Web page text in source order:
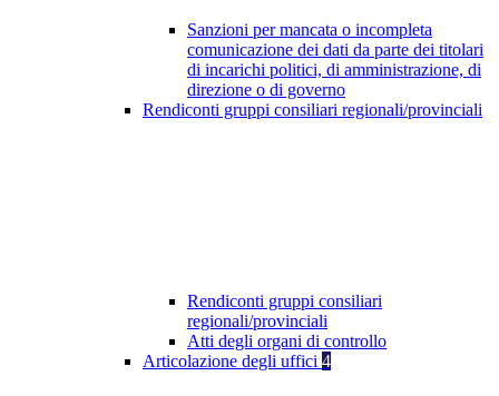
Sanzioni per mancata o incompleta
comunicazione dei dati da parte dei titolari
di incarichi politici, di amministrazione, di
direzione o di governo
Rendiconti gruppi consiliari regionali/provinciali
Rendiconti gruppi consiliari
regionali/provinciali
Atti degli organi di controllo
Articolazione degli uffici 4